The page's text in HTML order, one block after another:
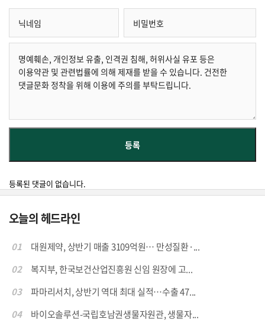
등록된 댓글이 없습니다.
오늘의 헤드라인
01
대원제약, 상반기 매출 3109억원… 만성질환·...
02
복지부, 한국보건산업진흥원 신임 원장에 고...
03
파마리서치, 상반기 역대 최대 실적…수출 47...
04
바이오솔루션-국립호남권생물자원관, 생물자...